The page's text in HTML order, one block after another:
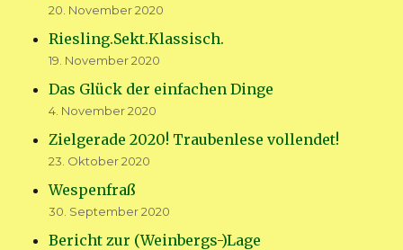
20. November 2020
Riesling.Sekt.Klassisch.
19. November 2020
Das Glück der einfachen Dinge
4. November 2020
Zielgerade 2020! Traubenlese vollendet!
23. Oktober 2020
Wespenfraß
30. September 2020
Bericht zur (Weinbergs-)Lage